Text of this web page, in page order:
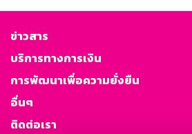
ข่าวสาร
บริการทางการเงิน
การพัฒนาเพื่อความยั่งยืน
อื่นๆ
ติดต่อเรา